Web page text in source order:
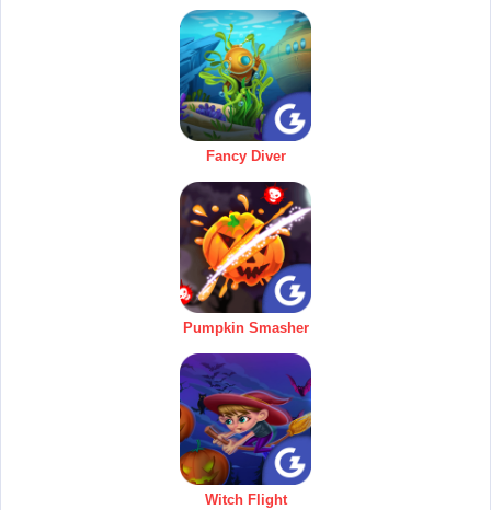
Fancy Diver
Pumpkin Smasher
Witch Flight